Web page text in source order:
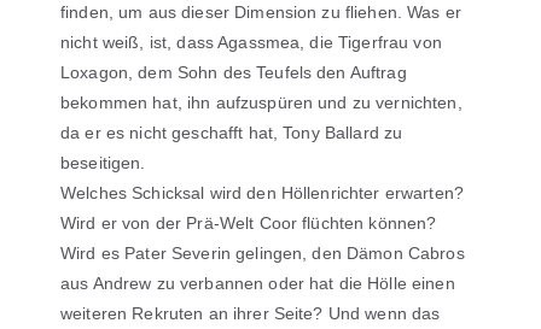
finden, um aus dieser Dimension zu fliehen. Was er
nicht weiß, ist, dass Agassmea, die Tigerfrau von
Loxagon, dem Sohn des Teufels den Auftrag
bekommen hat, ihn aufzuspüren und zu vernichten,
da er es nicht geschafft hat, Tony Ballard zu
beseitigen.
Welches Schicksal wird den Höllenrichter erwarten?
Wird er von der Prä-Welt Coor flüchten können?
Wird es Pater Severin gelingen, den Dämon Cabros
aus Andrew zu verbannen oder hat die Hölle einen
weiteren Rekruten an ihrer Seite? Und wenn das